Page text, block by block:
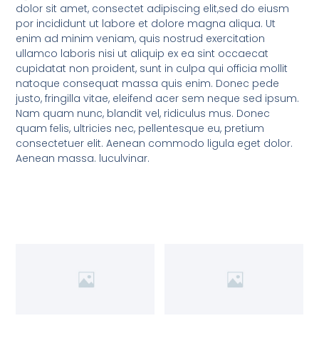
dolor sit amet, consectet adipiscing elit,sed do eiusm
por incididunt ut labore et dolore magna aliqua. Ut
enim ad minim veniam, quis nostrud exercitation
ullamco laboris nisi ut aliquip ex ea sint occaecat
cupidatat non proident, sunt in culpa qui officia mollit
natoque consequat massa quis enim. Donec pede
justo, fringilla vitae, eleifend acer sem neque sed ipsum.
Nam quam nunc, blandit vel, ridiculus mus. Donec
quam felis, ultricies nec, pellentesque eu, pretium
consectetuer elit. Aenean commodo ligula eget dolor.
Aenean massa. luculvinar.